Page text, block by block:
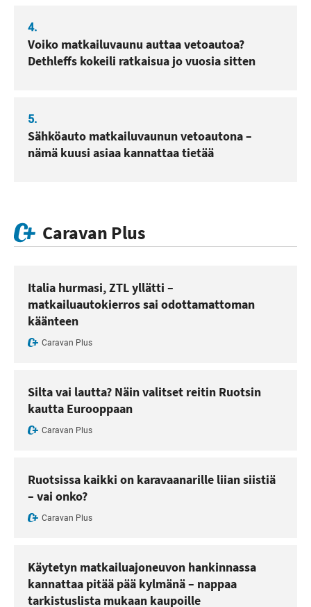
4.
Voiko matkailuvaunu auttaa vetoautoa?
Dethleffs kokeili ratkaisua jo vuosia sitten
5.
Sähköauto matkailuvaunun vetoautona –
nämä kuusi asiaa kannattaa tietää
Caravan Plus
Italia hurmasi, ZTL yllätti –
matkailuautokierros sai odottamattoman
käänteen
Caravan Plus
Silta vai lautta? Näin valitset reitin Ruotsin
kautta Eurooppaan
Caravan Plus
Ruotsissa kaikki on karavaanarille liian siistiä
– vai onko?
Caravan Plus
Käytetyn matkailuajoneuvon hankinnassa
kannattaa pitää pää kylmänä – nappaa
tarkistuslista mukaan kaupoille